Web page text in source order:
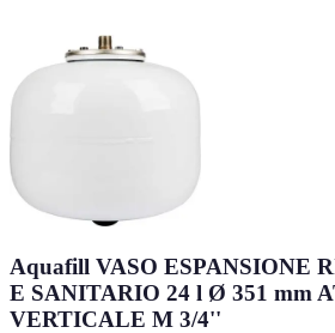
Aquafill VASO ESPANSIONE
E SANITARIO 24 l Ø 351 mm
VERTICALE M 3/4''